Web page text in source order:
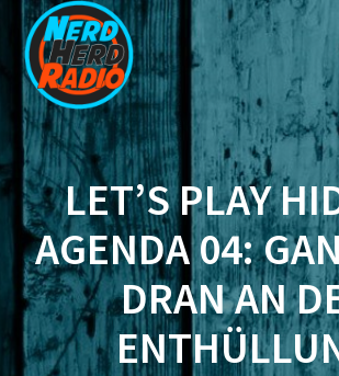
Zum
Inhalt
springen
LET’S PLAY
AGENDA 04:
DRAN AN